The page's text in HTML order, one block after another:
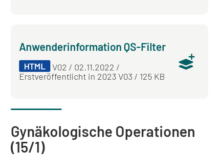
Anwenderinformation QS-Filter
HTML
V02 / 02.11.2022 /
Erstveröffentlicht in 2023 V03 / 125 KB
Gynäkologische Operationen
(15/1)